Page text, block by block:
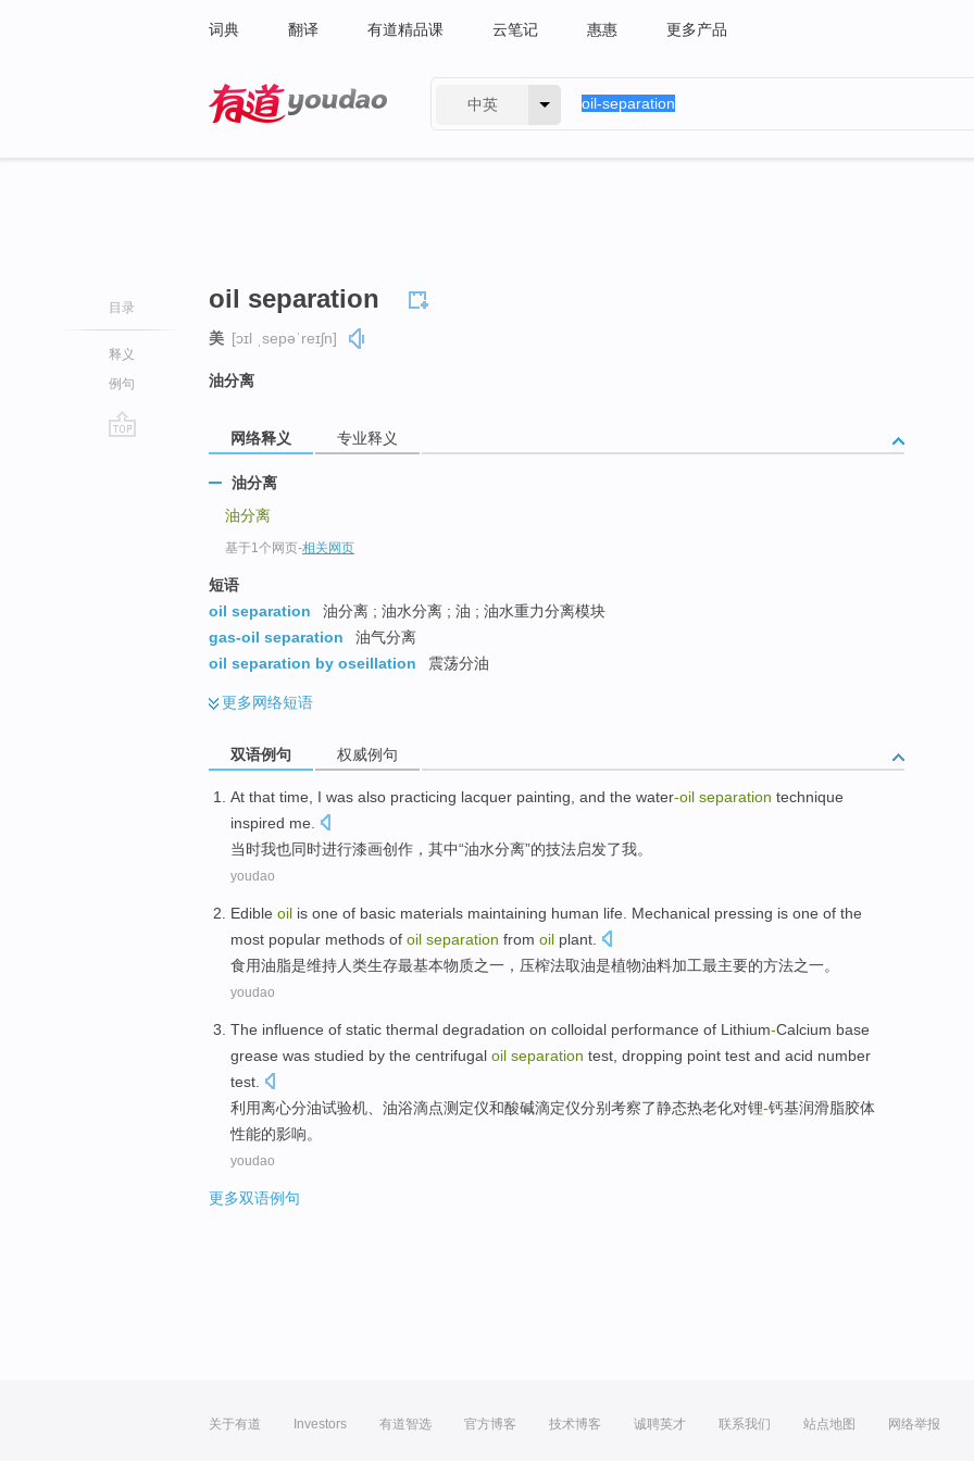
词典 翻译 有道精品课 云笔记 惠惠 更多产品
中英
目录
释义
例句
oil separation
美 [ɔɪl ˌsepəˈreɪʃn]
油分离
网络释义 专业释义
油分离
油分离
基于1个网页-相关网页
短语
oil separation
油分离 ; 油水分离 ; 油 ; 油水重力分离模块
gas-oil separation
油气分离
oil separation by oseillation
震荡分油
更多网络短语
双语例句 权威例句
At that time, I was also practicing lacquer painting, and the water-oil separation technique
inspired me.
当时我也同时进行漆画创作，其中“油水分离”的技法启发了我。
youdao
Edible oil is one of basic materials maintaining human life Mechanical pressing is one of the
most popular methods of oil separation from oil plant
食用油脂是维持人类生存最基本物质之一 ， 压榨法取油是植物油料加工最主要的方法之一。
youdao
The influence of static thermal degradation on colloidal performance of Lithium-Calcium base
grease was studied by the centrifugal oil separation test, dropping point test and acid number
test.
利用离心分油试验机、油浴滴点测定仪和酸碱滴定仪分别考察了静态热老化对锂-钙基润滑脂胶体
性能的影响。
youdao
更多双语例句
关于有道 Investors 有道智选 官方博客 技术博客 诚聘英才 联系我们 站点地图 网络举报